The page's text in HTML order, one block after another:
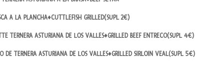
A LA PLANCHA♦CUTTLEFISH GRILLED(SUPL 2€)
TERNERA ASTURIANA DE LOS VALLES♦GRILLED BEEF ENTRECO(SUPL 4€)
DE TERNERA ASTURIANA DE LOS VALLES♦GRILLED SIRLOIN VEAL(SUPL 5€)